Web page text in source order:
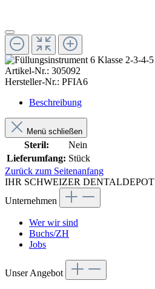
Artikel-Nr.: 305092
Hersteller-Nr.: PFIA6
Beschreibung
Menü schließen
Steril:
Nein
Lieferumfang: Stück
Zurück zum Seitenanfang
IHR SCHWEIZER DENTALDEPOT
Unternehmen
Wer wir sind
Buchs/ZH
Jobs
Unser Angebot